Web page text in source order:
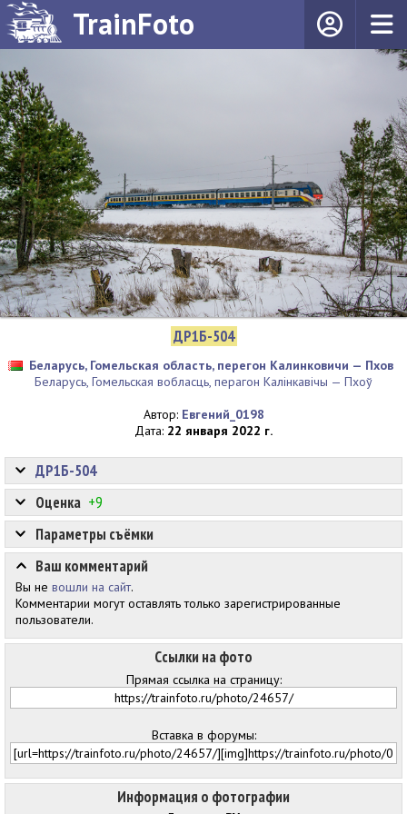
TrainFoto
ДР1Б-504
Беларусь, Гомельская область, перегон Калинковичи — Пхов
Беларусь, Гомельская вобласць, перагон Калінкавічы — Пхоў
Автор: Евгений_0198
Дата: 22 января 2022 г.
Информация о фотографии
Оценка +9
Ссылки на фото
Прямая ссылка на страницу:
Вставка в форумы:
ДР1Б-504
Параметры съёмки
Ваш комментарий
Вы не вошли на сайт.
Комментарии могут оставлять только зарегистрированные
пользователи.